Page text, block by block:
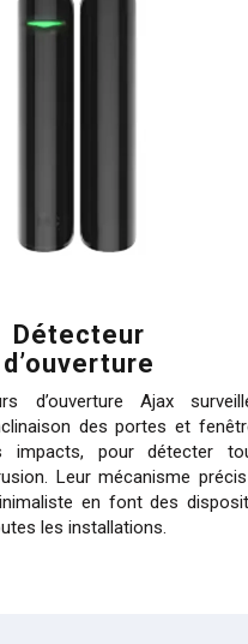
Détecteur
d’ouverture
d’ouverture Ajax
des portes et
impacts, pour détecter
Leur mécanisme
en font des
les installations.